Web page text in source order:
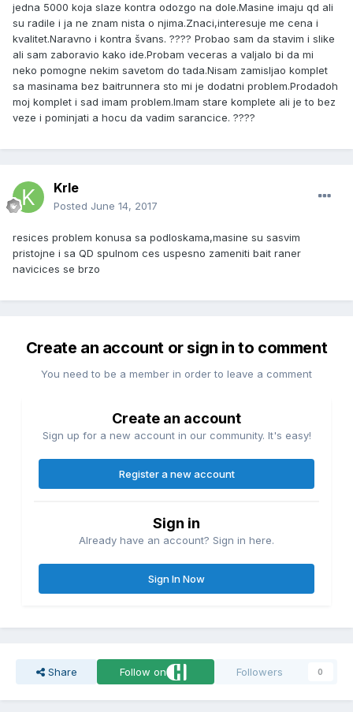
jedna 5000 koja slaze kontra odozgo na dole.Masine imaju qd ali
su radile i ja ne znam nista o njima.Znaci,interesuje me cena i
kvalitet.Naravno i kontra švans. ???? Probao sam da stavim i slike
ali sam zaboravio kako ide.Probam veceras a valjalo bi da mi
neko pomogne nekim savetom do tada.Nisam zamisljao komplet
sa masinama bez baitrunnera sto mi je dodatni problem.Prodadoh
moj komplet i sad imam problem.Imam stare komplete ali je to bez
veze i pominjati a hocu da vadim sarancice. ????
Krle
Posted June 14, 2017
resices problem konusa sa podloskama,masine su sasvim
pristojne i sa QD spulnom ces uspesno zameniti bait raner
navicices se brzo
Create an account or sign in to comment
You need to be a member in order to leave a comment
Create an account
Sign up for a new account in our community. It's easy!
Register a new account
Sign in
Already have an account? Sign in here.
Sign In Now
Share Follow on Followers 0